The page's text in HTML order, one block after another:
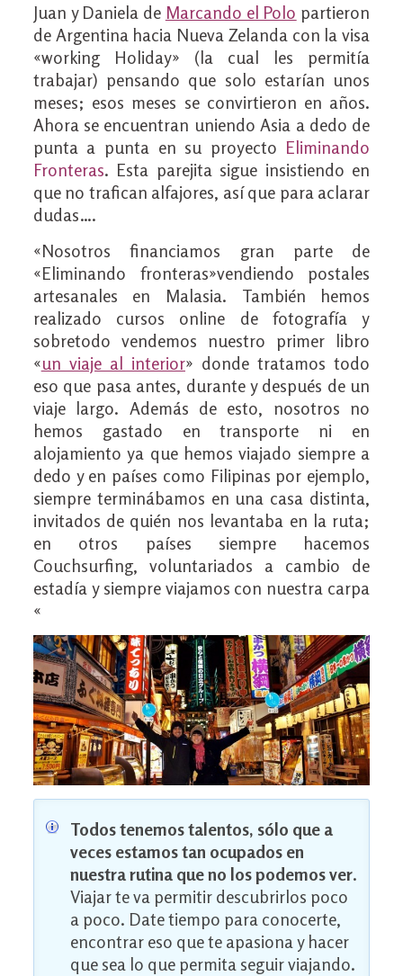
Juan y Daniela de Marcando el Polo partieron
de Argentina hacia Nueva Zelanda con la visa
«working Holiday» (la cual les permitía
trabajar) pensando que solo estarían unos
meses; esos meses se convirtieron en años.
Ahora se encuentran uniendo Asia a dedo de
punta a punta en su proyecto Eliminando
Fronteras. Esta parejita sigue insistiendo en
que no trafican alfajores, así que para aclarar
dudas….
«Nosotros financiamos gran parte de
«Eliminando fronteras»vendiendo postales
artesanales en Malasia. También hemos
realizado cursos online de fotografía y
sobretodo vendemos nuestro primer libro
«un viaje al interior» donde tratamos todo
eso que pasa antes, durante y después de un
viaje largo. Además de esto, nosotros no
hemos gastado en transporte ni en
alojamiento ya que hemos viajado siempre a
dedo y en países como Filipinas por ejemplo,
siempre terminábamos en una casa distinta,
invitados de quién nos levantaba en la ruta;
en otros países siempre hacemos
Couchsurfing, voluntariados a cambio de
estadía y siempre viajamos con nuestra carpa
«
Todos tenemos talentos, sólo que a
veces estamos tan ocupados en
nuestra rutina que no los podemos ver.
Viajar te va permitir descubrirlos poco
a poco. Date tiempo para conocerte,
encontrar eso que te apasiona y hacer
que sea lo que permita seguir viajando.